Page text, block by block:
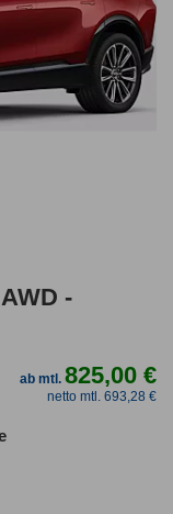
-
ab mtl.825,00 €
netto mtl. 693,28 €